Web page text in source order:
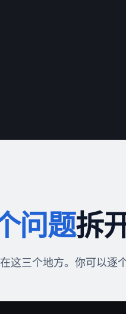
问题拆
这三个地方。你可以逐个